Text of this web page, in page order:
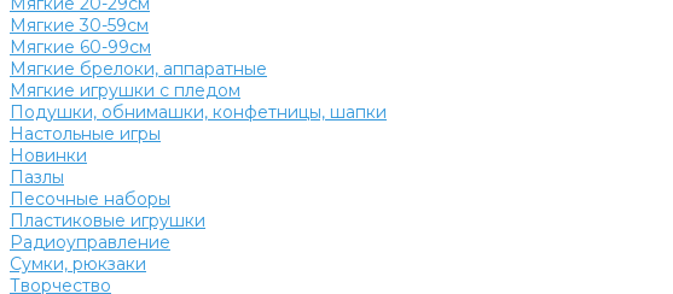
Мягкие 30-59см
Мягкие 60-99см
Мягкие брелоки, аппаратные
Мягкие игрушки с пледом
Подушки, обнимашки, конфетницы, шапки
Настольные игры
Новинки
Пазлы
Песочные наборы
Пластиковые игрушки
Радиоуправление
Сумки, рюкзаки
Творчество